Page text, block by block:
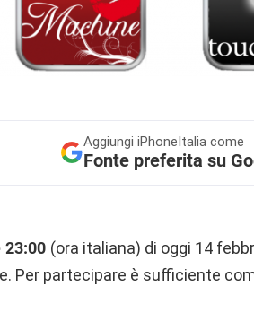
Aggiungi iPhoneItalia come
Fonte preferita su
(ora italiana) di oggi 14
Per partecipare è sufficiente